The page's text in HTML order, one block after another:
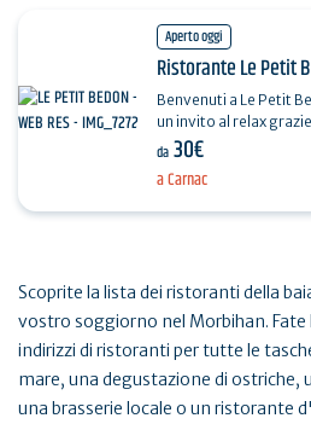
Aperto oggi
a Carnac
Ristorante Le Petit
Benvenuti a Le Petit
un invito al relax
al suo arredamento.
da 30€
Scoprite la lista dei ristoranti della
vostro soggiorno nel Morbihan.
indirizzi di ristoranti per tutte le
mare, una degustazione di ostriche,
una brasserie locale o un ristorante